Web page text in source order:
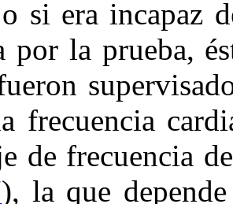
si era incapaz
por la prueba,
frecuencia
de frecuencia
), la que